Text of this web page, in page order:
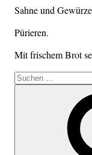
Sah­ne und
Pürie­ren.
Mit fri­schem Brot
Suche
nach: